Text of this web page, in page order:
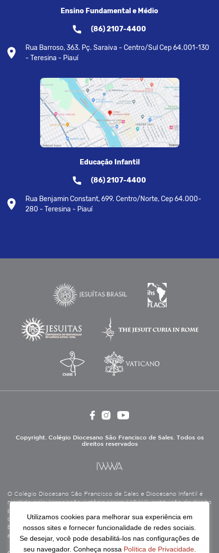
Ensino Fundamental e Médio
(86) 2107-4400
Rua Barroso, 363. Pç. Saraiva - Centro/Sul Cep 64.001-130
- Teresina - Piauí
Educação Infantil
(86) 2107-4400
Rua Benjamin Constant, 699. Centro/Norte, Cep 64.000-
280 - Teresina - Piauí
Copyright. Colégio Diocesano São Francisco de Sales. Todos os
direitos reservados
O Colégio Diocesano São Francisco de Sales e Diocesano Infantil é
mantido pela Associação Antônio Vieira (ASAV), instituição de direito
privado sem fins lucrativos, filantrópica, de natureza educativa,
cultural, assistencial e beneficente, certificada como Entidade
Beneficente de Assistência Social (CEBAS), nas áreas de educação e
assistência social.
Utilizamos cookies para melhorar sua experiência em
nossos sites e fornecer funcionalidade de redes sociais.
Se desejar, você pode desabilitá-los nas configurações de
seu navegador. Conheça nossa Política de Privacidade.